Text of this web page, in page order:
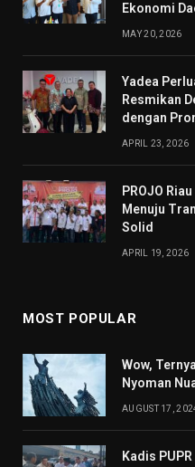
Ekonomi
MAY 20, 2026
Yadea
Resmikan
dengan
APRIL 23, 2026
PROJO
Menuju
Solid
APRIL 19, 2026
MOST POPULAR
Wow,
Nyoman
AUGUST 17,
Kadis